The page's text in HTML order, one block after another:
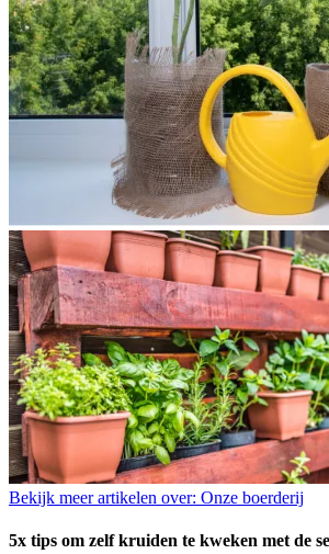
Bekijk meer artikelen over: Onze boerderij
5x tips om zelf kruiden te kweken met de